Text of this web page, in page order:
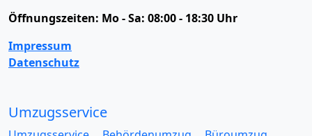
Öffnungszeiten: Mo - Sa: 08:00 - 18:30 Uhr
Impressum
Datenschutz
Umzugsservice